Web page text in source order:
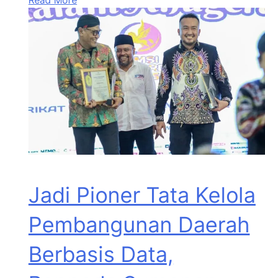
Jadi Pioner Tata Kelola
Pembangunan Daerah
Berbasis Data,